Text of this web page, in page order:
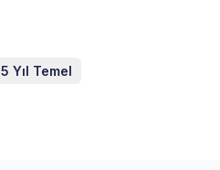
5 Yıl Temel